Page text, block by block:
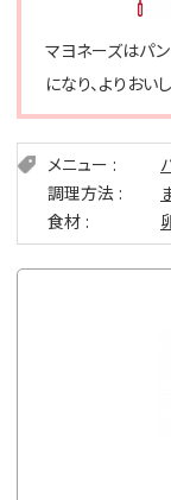
マヨネーズはパ
になり、よりおい
メニュー
調理方法
食材